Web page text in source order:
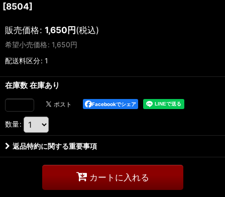
[8504]
販売価格: 1,650円(税込)
希望小売価格: 1,650円
配送料区分: 1
在庫数 在庫あり
Facebookでシェア
数量:
返品特約に関する重要事項
カートに入れる